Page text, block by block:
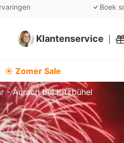
Boek
Klantenservice
☀️ Zomer Sale
- Aurach bei Kitzbühel